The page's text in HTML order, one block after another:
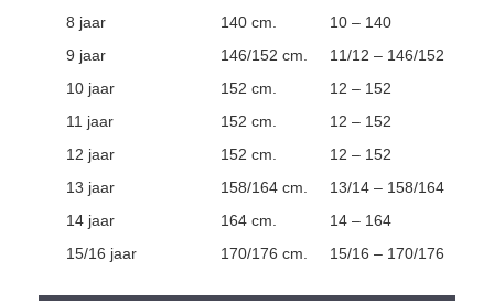
8 jaar
140 cm.
10 – 140
9 jaar
146/152 cm.
11/12 – 146/152
10 jaar
152 cm.
12 – 152
11 jaar
152 cm.
12 – 152
12 jaar
152 cm.
12 – 152
13 jaar
158/164 cm.
13/14 – 158/164
14 jaar
164 cm.
14 – 164
15/16 jaar
170/176 cm. 15/16 – 170/176